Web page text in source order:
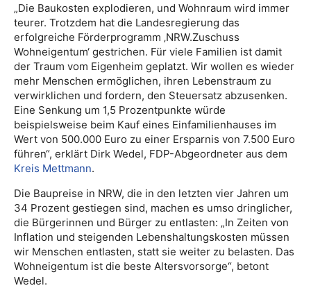
„Die Baukosten explodieren, und Wohnraum wird immer
teurer. Trotzdem hat die Landesregierung das
erfolgreiche Förderprogramm ‚NRW.Zuschuss
Wohneigentum‘ gestrichen. Für viele Familien ist damit
der Traum vom Eigenheim geplatzt. Wir wollen es wieder
mehr Menschen ermöglichen, ihren Lebenstraum zu
verwirklichen und fordern, den Steuersatz abzusenken.
Eine Senkung um 1,5 Prozentpunkte würde
beispielsweise beim Kauf eines Einfamilienhauses im
Wert von 500.000 Euro zu einer Ersparnis von 7.500 Euro
führen“, erklärt Dirk Wedel, FDP-Abgeordneter aus dem
Kreis Mettmann.
Die Baupreise in NRW, die in den letzten vier Jahren um
34 Prozent gestiegen sind, machen es umso dringlicher,
die Bürgerinnen und Bürger zu entlasten: „In Zeiten von
Inflation und steigenden Lebenshaltungskosten müssen
wir Menschen entlasten, statt sie weiter zu belasten. Das
Wohneigentum ist die beste Altersvorsorge“, betont
Wedel.